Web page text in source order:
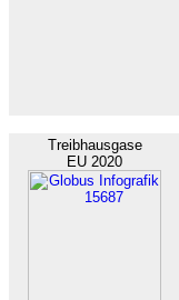
Treibhausgase
EU 2020